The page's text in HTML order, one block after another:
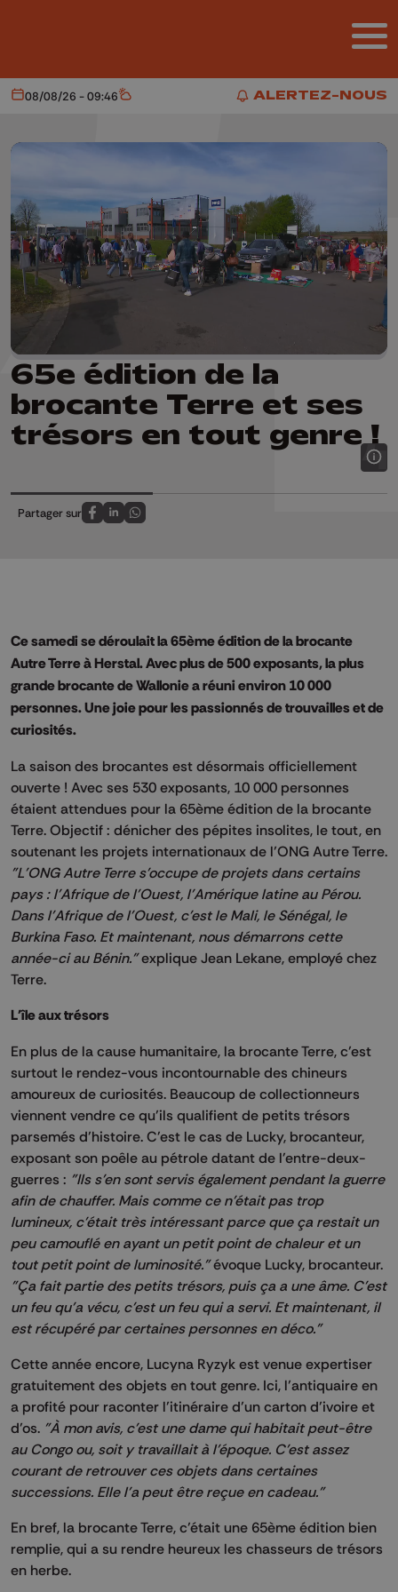
ALERTEZ-NOUS
ALERTEZ-NOUS
Aujourd'hui
08/08/26 - 09:46 Météo
65e édition de la
brocante Terre et ses
trésors en tout genre !
Partager sur
Partagez sur FaceBook
Partagez sur LinkedIn
Partagez sur Whatsapp
Ce samedi se déroulait la 65ème édition de la brocante
Autre Terre à Herstal. Avec plus de 500 exposants, la plus
grande brocante de Wallonie a réuni environ 10 000
personnes. Une joie pour les passionnés de trouvailles et de
curiosités.
La saison des brocantes est désormais officiellement
ouverte ! Avec ses 530 exposants, 10 000 personnes
étaient attendues pour la 65ème édition de la brocante
Terre. Objectif : dénicher des pépites insolites, le tout, en
soutenant les projets internationaux de l’ONG Autre Terre.
"L'ONG Autre Terre s'occupe de projets dans certains
pays : l'Afrique de l'Ouest, l'Amérique latine au Pérou.
Dans l'Afrique de l'Ouest, c'est le Mali, le Sénégal, le
Burkina Faso. Et maintenant, nous démarrons cette
année-ci au Bénin."explique Jean Lekane, employé chez
Terre.
L'île aux trésors
En plus de la cause humanitaire, la brocante Terre, c’est
surtout le rendez-vous incontournable des chineurs
amoureux de curiosités. Beaucoup de collectionneurs
viennent vendre ce qu’ils qualifient de petits trésors
parsemés d’histoire. C'est le cas de Lucky, brocanteur,
exposant son poêle au pétrole datant de l'entre-deux-
guerres : "Ils s'en sont servis également pendant la guerre
afin de chauffer. Mais comme ce n'était pas trop
lumineux, c'était très intéressant parce que ça restait un
peu camouflé en ayant un petit point de chaleur et un
tout petit point de luminosité."évoque Lucky, brocanteur.
"Ça fait partie des petits trésors, puis ça a une âme. C'est
un feu qu'a vécu, c'est un feu qui a servi. Et maintenant, il
est récupéré par certaines personnes en déco."
Cette année encore, Lucyna Ryzyk est venue expertiser
gratuitement des objets en tout genre. Ici, l’antiquaire en
a profité pour raconter l’itinéraire d’un carton d’ivoire et
d’os. "À mon avis, c'est une dame qui habitait peut-être
au Congo ou, soit y travaillait à l'époque. C'est assez
courant de retrouver ces objets dans certaines
successions. Elle l'a peut être reçue en cadeau."
En bref, la brocante Terre, c’était une 65ème édition bien
remplie, qui a su rendre heureux les chasseurs de trésors
en herbe.